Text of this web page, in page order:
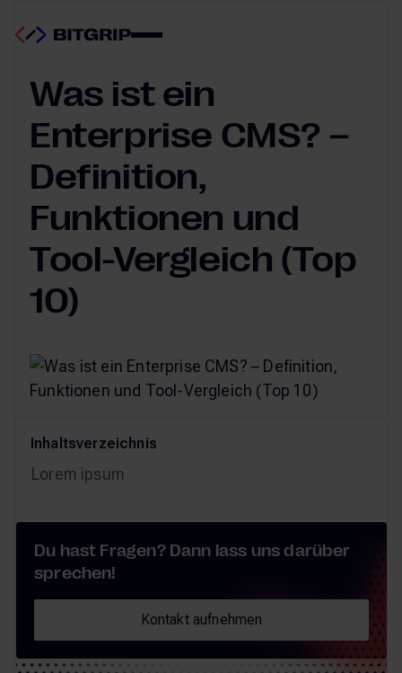
CMS & DXP
23.06.2025
Was ist ein
Enterprise CMS? –
Definition,
Funktionen und
Tool-Vergleich (Top
10)
Inhaltsverzeichnis
Lorem ipsum
Du hast Fragen? Dann lass uns darüber
sprechen!
Kontakt aufnehmen